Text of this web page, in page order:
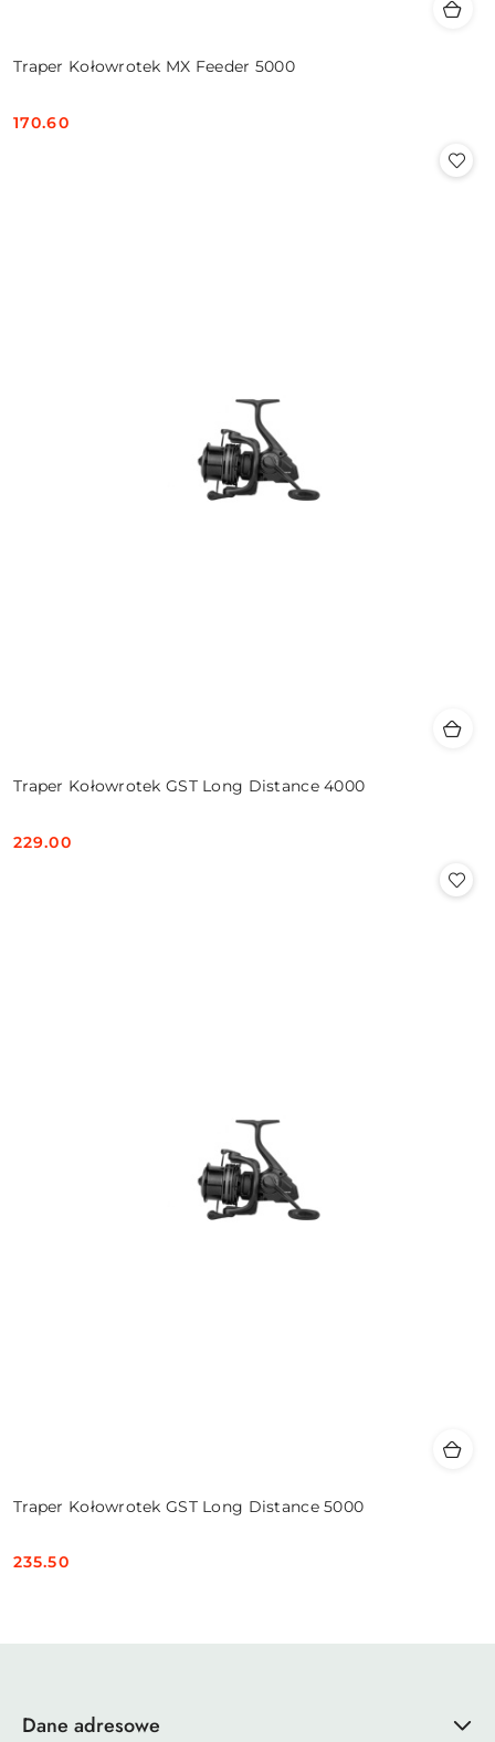
Traper Kołowrotek MX Feeder 5000
Cena:
170.60
Traper Kołowrotek GST Long Distance 4000
Cena:
229.00
Traper Kołowrotek GST Long Distance 5000
Cena:
235.50
Dane adresowe